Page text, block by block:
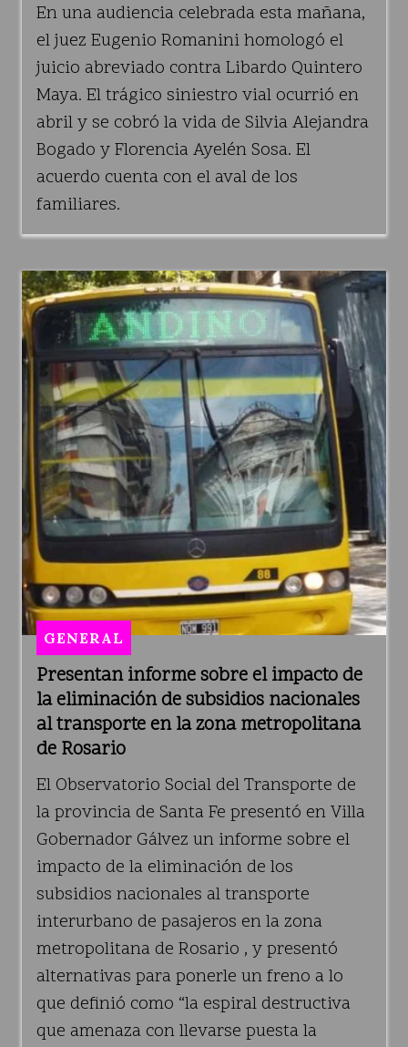
En una audiencia celebrada esta mañana,
el juez Eugenio Romanini homologó el
juicio abreviado contra Libardo Quintero
Maya. El trágico siniestro vial ocurrió en
abril y se cobró la vida de Silvia Alejandra
Bogado y Florencia Ayelén Sosa. El
acuerdo cuenta con el aval de los
familiares.
Presentan informe sobre el impacto de
la eliminación de subsidios nacionales
al transporte en la zona metropolitana
de Rosario
GENERAL
El Observatorio Social del Transporte de
la provincia de Santa Fe presentó en Villa
Gobernador Gálvez un informe sobre el
impacto de la eliminación de los
subsidios nacionales al transporte
interurbano de pasajeros en la zona
metropolitana de Rosario , y presentó
alternativas para ponerle un freno a lo
que definió como “la espiral destructiva
que amenaza con llevarse puesta la